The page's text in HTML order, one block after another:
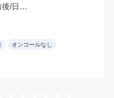
/日
オンコールなし